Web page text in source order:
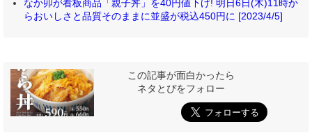
なか卯が看板商品「親子丼」を40円値下げ! 明日6日(木)11時か
らおいしさと品質そのままに並盛が税込450円に [2023/4/5]
この記事が面白かったら
ネタとぴをフォロー